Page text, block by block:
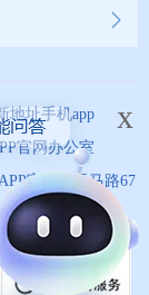
地址手机app
官网办公室
官网市天马路67
x